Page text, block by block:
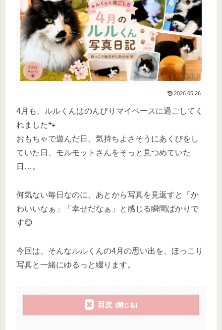
2026.05.26
4月も、ルルくんはのんびりマイペースに過ごしてく
れました🐾
おもちゃで遊んだ日、気持ちよさそうにあくびをし
ていた日、モルモットさんをそっと見つめていた
日…。
何気ない毎日なのに、あとから写真を見返すと「か
わいいなぁ」「幸せだなぁ」と感じる瞬間ばかりで
す😊
今回は、そんなルルくんの4月の思い出を、ほっこり
写真と一緒にゆるっと綴ります。
目次